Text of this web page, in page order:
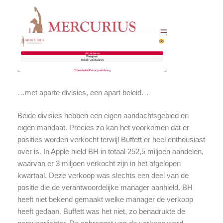
…met aparte divisies, een apart beleid…
Beide divisies hebben een eigen aandachtsgebied en
eigen mandaat. Precies zo kan het voorkomen dat er
posities worden verkocht terwijl Buffett er heel enthousiast
over is. In Apple hield BH in totaal 252,5 miljoen aandelen,
waarvan er 3 miljoen verkocht zijn in het afgelopen
kwartaal. Deze verkoop was slechts een deel van de
positie die de verantwoordelijke manager aanhield. BH
heeft niet bekend gemaakt welke manager de verkoop
heeft gedaan. Buffett was het niet, zo benadrukte de